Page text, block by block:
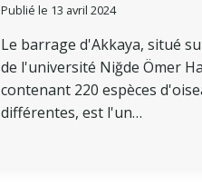
Publié le 13 avril 2024
Le barrage d'Akkaya, situé
de l'université Niğde Ömer
contenant 220 espèces
différentes, est l'un…